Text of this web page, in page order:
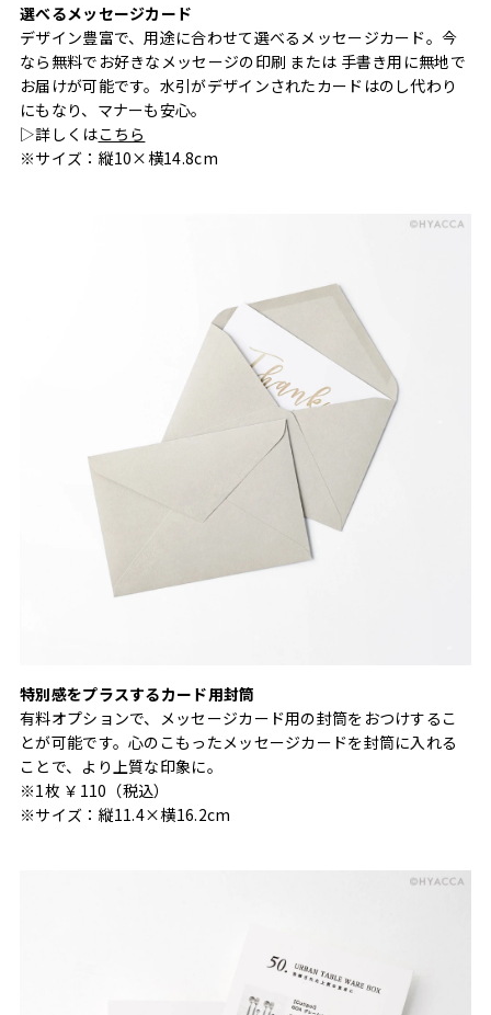
選べるメッセージカード
デザイン豊富で、用途に合わせて選べるメッセージカード。今
なら無料でお好きなメッセージの印刷 または 手書き用に無地で
お届けが可能です。水引がデザインされたカードはのし代わり
にもなり、マナーも安心。
▷詳しくはこちら
※サイズ：縦10×横14.8cm
特別感をプラスするカード用封筒
有料オプションで、メッセージカード用の封筒をおつけするこ
とが可能です。心のこもったメッセージカードを封筒に入れる
ことで、より上質な印象に。
※1枚 ￥110（税込）
※サイズ：縦11.4×横16.2cm